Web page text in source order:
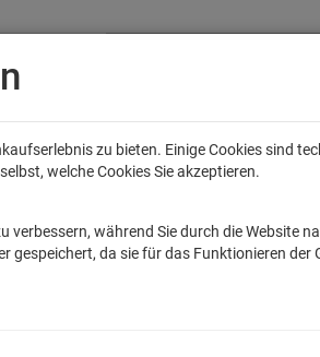
Filme & Serien Gaming Fun
auch ein Weg vorbei T-
zu bieten. Einige Cookies sind
welche Cookies Sie akzeptieren.
verbessern, während Sie durch die Website
gespeichert, da sie für das Funktionieren